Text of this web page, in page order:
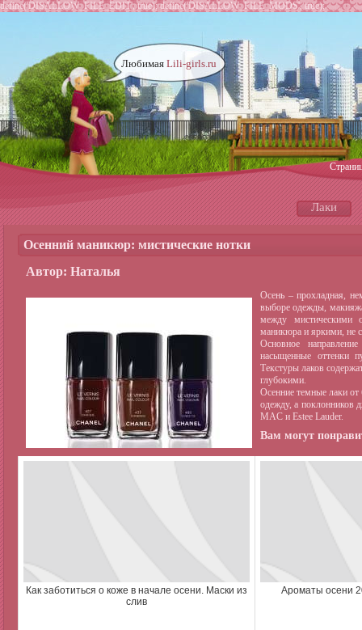
define('DISALLOW_FILE_EDIT', true); define('DISALLOW_FILE_MODS', true);
Любимая Lili-girls.ru
Лаки
Осенний маникюр: мистические нотки
Автор: Наталья
Осень – прохладная,
выборе одежды,
между мистическими
маникюра и яркими, не
Основное
насыщенные оттенки
Текстуры лаков
глубокими.
Осенние темные лаки
одежду, а поклонников
MAC и Estee Lauder.
Вам могут
Как заботиться о коже в начале осени. Маски из
слив
Ароматы осени